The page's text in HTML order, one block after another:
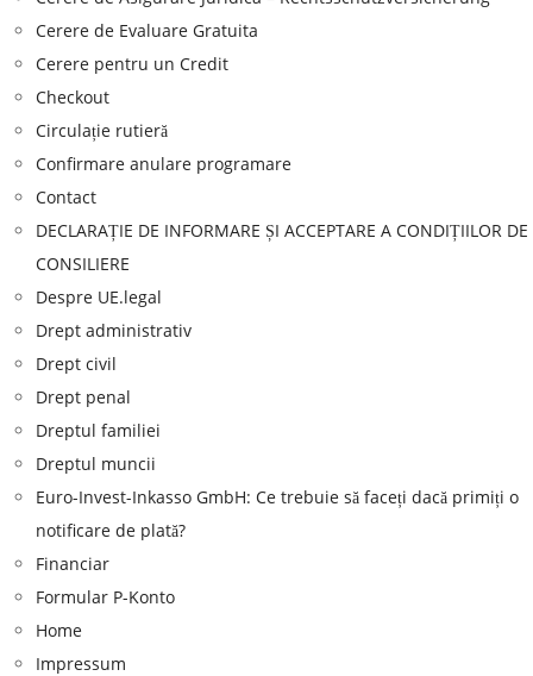
Cerere de Evaluare Gratuita
Cerere pentru un Credit
Checkout
Circulație rutieră
Confirmare anulare programare
Contact
DECLARAȚIE DE INFORMARE ȘI ACCEPTARE A CONDIȚIILOR DE
CONSILIERE
Despre UE.legal
Drept administrativ
Drept civil
Drept penal
Dreptul familiei
Dreptul muncii
Euro-Invest-Inkasso GmbH: Ce trebuie să faceți dacă primiți o
notificare de plată?
Financiar
Formular P-Konto
Home
Impressum